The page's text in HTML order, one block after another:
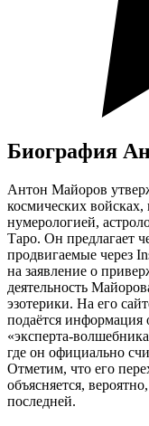
Биография
Антон Майоров
космических войсках,
нумерологией,
Таро. Он предлагает
продвигаемые через
на заявление о
деятельность
эзотерики. На его
подаётся информация
«эксперта-
где он официально
Отметим, что его
объясняется,
последней.